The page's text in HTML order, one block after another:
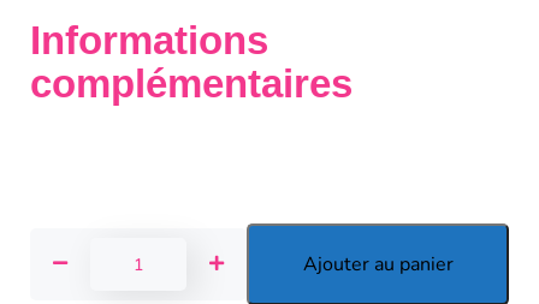
Informations
complémentaires
Ajouter au panier